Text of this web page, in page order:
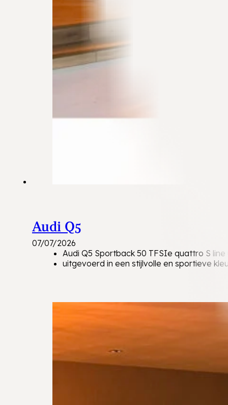
Audi Q5
07/07/2026
Audi Q5 Sportback 50 TFSIe quattro S line
uitgevoerd in een stijlvolle en sportieve